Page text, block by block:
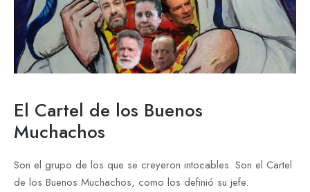
El Cartel de los Buenos
Muchachos
Son el grupo de los que se creyeron intocables. Son el Cartel
de los Buenos Muchachos, como los definió su jefe.